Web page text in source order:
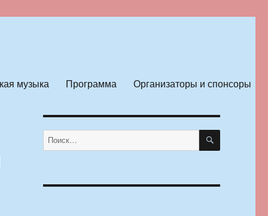
музыка Программа Организаторы и спонсоры
Искать: ПОИСК